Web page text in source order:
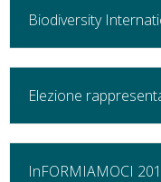
Biodiversity
Elezione
InFORMIAMOCI